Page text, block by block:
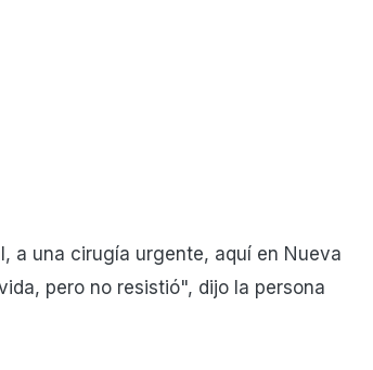
a una cirugía urgente, aquí en Nueva
pero no resistió", dijo la persona